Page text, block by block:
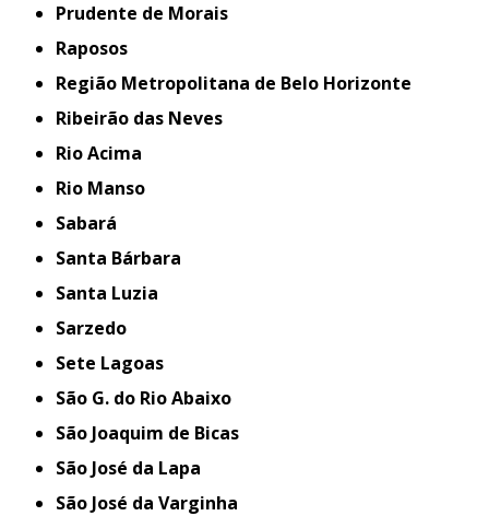
Prudente de Morais
Raposos
Região Metropolitana de Belo Horizonte
Ribeirão das Neves
Rio Acima
Rio Manso
Sabará
Santa Bárbara
Santa Luzia
Sarzedo
Sete Lagoas
São G. do Rio Abaixo
São Joaquim de Bicas
São José da Lapa
São José da Varginha